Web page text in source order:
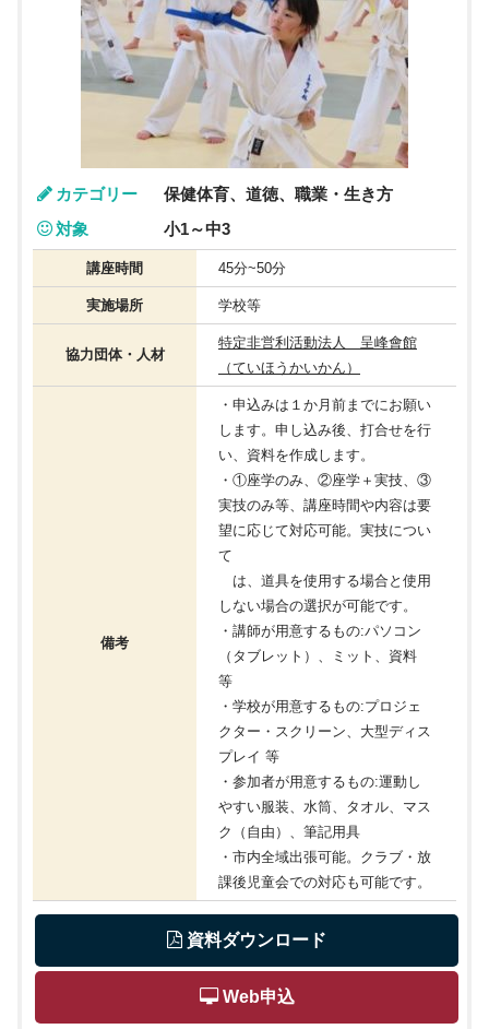
カテゴリー
保健体育、道徳、職業・生き方
対象
小1～中3
講座時間 45分~50分
実施場所 学校等
協力団体・人材
特定非営利活動法人 呈峰會館
（ていほうかいかん）
備考
・申込みは１か月前までにお願い
します。申し込み後、打合せを行
い、資料を作成します。
・①座学のみ、②座学＋実技、③
実技のみ等、講座時間や内容は要
望に応じて対応可能。実技につい
て
は、道具を使用する場合と使用
しない場合の選択が可能です。
・講師が用意するもの:パソコン
（タブレット）、ミット、資料
等
・学校が用意するもの:プロジェ
クター・スクリーン、大型ディス
プレイ 等
・参加者が用意するもの:運動し
やすい服装、水筒、タオル、マス
ク（自由）、筆記用具
・市内全域出張可能。クラブ・放
課後児童会での対応も可能です。
資料ダウンロード
Web申込